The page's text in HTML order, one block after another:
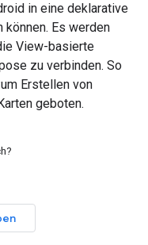
in eine deklarative
können. Es werden
View-basierte
zu verbinden. So
Erstellen von
geboten.